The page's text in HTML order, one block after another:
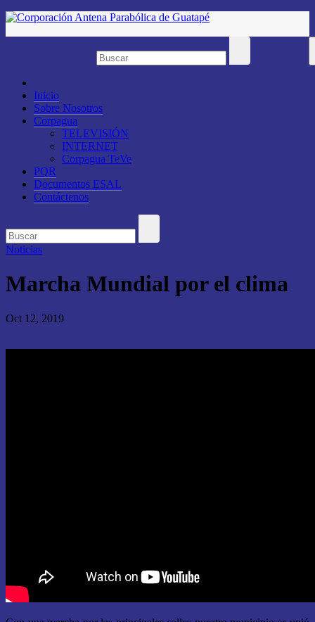
Saltar
Inicio
Sobre Nosotros
Corpagua
TELEVISIÓN
INTERNET
Corpagua TeVe
PQR
Documentos ESAL
Contáctenos
Noticias
Marcha Mundial por el clima
Oct 12, 2019